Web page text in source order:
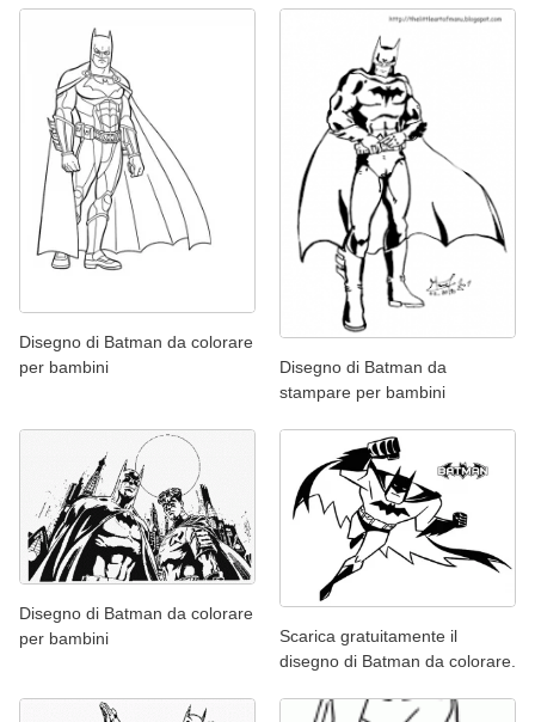
Disegno di Batman da colorare
per bambini
Disegno di Batman da
stampare per bambini
Disegno di Batman da colorare
per bambini
Scarica gratuitamente il
disegno di Batman da colorare.